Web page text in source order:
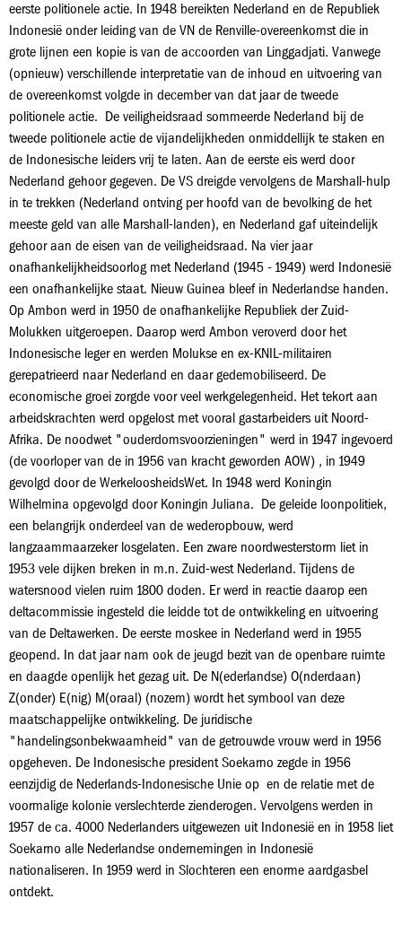
eerste politionele actie. In 1948 bereikten Nederland en de Republiek
Indonesië onder leiding van de VN de Renville-overeenkomst die in
grote lijnen een kopie is van de accoorden van Linggadjati. Vanwege
(opnieuw) verschillende interpretatie van de inhoud en uitvoering van
de overeenkomst volgde in december van dat jaar de tweede
politionele actie. De veiligheidsraad sommeerde Nederland bij de
tweede politionele actie de vijandelijkheden onmiddellijk te staken en
de Indonesische leiders vrij te laten. Aan de eerste eis werd door
Nederland gehoor gegeven. De VS dreigde vervolgens de Marshall-hulp
in te trekken (Nederland ontving per hoofd van de bevolking de het
meeste geld van alle Marshall-landen), en Nederland gaf uiteindelijk
gehoor aan de eisen van de veiligheidsraad. Na vier jaar
onafhankelijkheidsoorlog met Nederland (1945 - 1949) werd Indonesië
een onafhankelijke staat. Nieuw Guinea bleef in Nederlandse handen.
Op Ambon werd in 1950 de onafhankelijke Republiek der Zuid-
Molukken uitgeroepen. Daarop werd Ambon veroverd door het
Indonesische leger en werden Molukse en ex-KNIL-militairen
gerepatrieerd naar Nederland en daar gedemobiliseerd. De
economische groei zorgde voor veel werkgelegenheid. Het tekort aan
arbeidskrachten werd opgelost met vooral gastarbeiders uit Noord-
Afrika. De noodwet "ouderdomsvoorzieningen" werd in 1947 ingevoerd
(de voorloper van de in 1956 van kracht geworden AOW) , in 1949
gevolgd door de WerkeloosheidsWet. In 1948 werd Koningin
Wilhelmina opgevolgd door Koningin Juliana. De geleide loonpolitiek,
een belangrijk onderdeel van de wederopbouw, werd
langzaammaarzeker losgelaten. Een zware noordwesterstorm liet in
1953 vele dijken breken in m.n. Zuid-west Nederland. Tijdens de
watersnood vielen ruim 1800 doden. Er werd in reactie daarop een
deltacommissie ingesteld die leidde tot de ontwikkeling en uitvoering
van de Deltawerken. De eerste moskee in Nederland werd in 1955
geopend. In dat jaar nam ook de jeugd bezit van de openbare ruimte
en daagde openlijk het gezag uit. De N(ederlandse) O(nderdaan)
Z(onder) E(nig) M(oraal) (nozem) wordt het symbool van deze
maatschappelijke ontwikkeling. De juridische
"handelingsonbekwaamheid" van de getrouwde vrouw werd in 1956
opgeheven. De Indonesische president Soekarno zegde in 1956
eenzijdig de Nederlands-Indonesische Unie op en de relatie met de
voormalige kolonie verslechterde zienderogen. Vervolgens werden in
1957 de ca. 4000 Nederlanders uitgewezen uit Indonesië en in 1958 liet
Soekarno alle Nederlandse ondernemingen in Indonesië
nationaliseren. In 1959 werd in Slochteren een enorme aardgasbel
ontdekt.